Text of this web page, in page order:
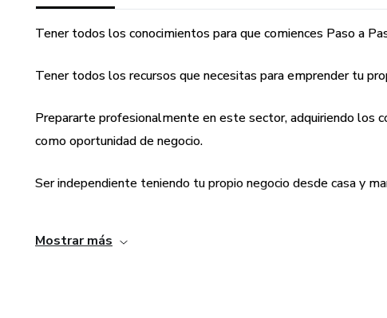
Tener todos los conocimientos para que comiences Paso a
Tener todos los recursos que necesitas para emprender tu
Prepararte profesionalmente en este sector, adquiriendo los
como oportunidad de negocio.
Ser independiente teniendo tu propio negocio desde casa y
Mostrar más